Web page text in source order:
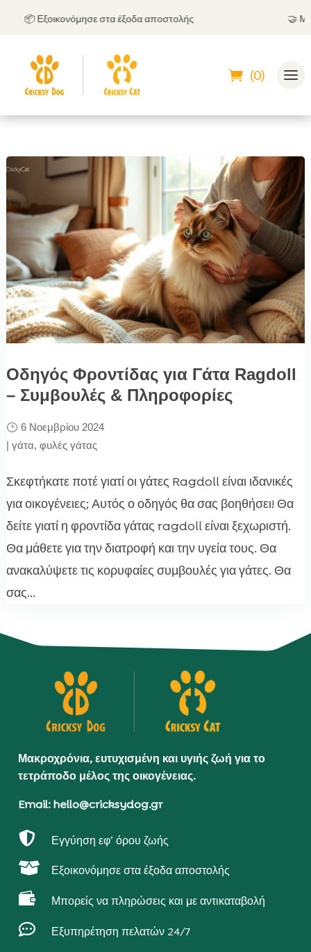
📦 Εξοικονόμησε στα έξοδα αποστολής
(0)
Οδηγός Φροντίδας για Γάτα Ragdoll
– Συμβουλές & Πληροφορίες
6 Νοεμβρίου 2024
| γάτα, φυλές γάτας
Σκεφτήκατε ποτέ γιατί οι γάτες Ragdoll είναι ιδανικές
για οικογένειες; Αυτός ο οδηγός θα σας βοηθήσει! Θα
δείτε γιατί η φροντίδα γάτας ragdoll είναι ξεχωριστή.
Θα μάθετε για την διατροφή και την υγεία τους. Θα
ανακαλύψετε τις κορυφαίες συμβουλές για γάτες. Θα
σας...
Μακροχρόνια, ευτυχισμένη και υγιής ζωή για το
τετράποδο μέλος της οικογένειας.
Email: hello@cricksydog.gr
 Εγγύηση εφ’ όρου ζωής
 Εξοικονόμησε στα έξοδα αποστολής
 Μπορείς να πληρώσεις και με αντικαταβολή
 Εξυπηρέτηση πελατών 24/7